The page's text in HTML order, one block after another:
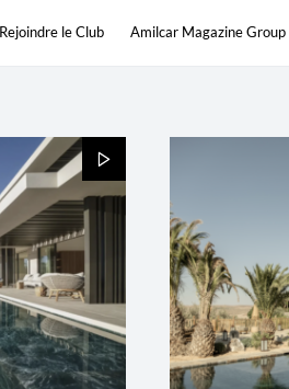
Rejoindre le Club Amilcar Magazine Group